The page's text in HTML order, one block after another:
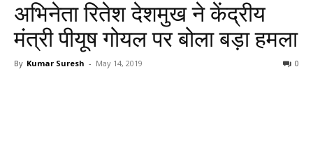
Reporter
अभिनेता रितेश देशमुख ने केंद्रीय
मंत्री पीयूष गोयल पर बोला बड़ा हमला
By Kumar Suresh - May 14, 2019 0